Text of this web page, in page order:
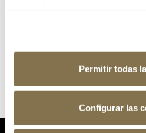
Permitir todas
Configurar las